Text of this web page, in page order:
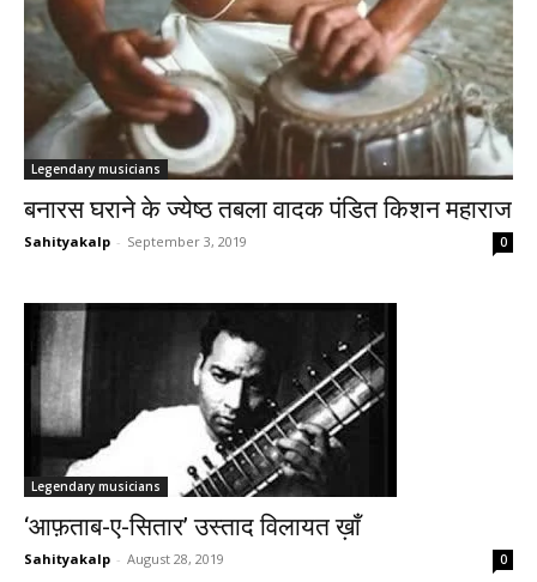
Legendary musicians
बनारस घराने के ज्येष्ठ तबला वादक पंडित किशन महाराज
Sahityakalp - September 3, 2019 0
Legendary musicians
‘आफ़ताब-ए-सितार’ उस्ताद विलायत ख़ाँ
Sahityakalp - August 28, 2019 0